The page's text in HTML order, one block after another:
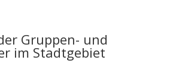
Gruppen- und
im Stadtgebiet